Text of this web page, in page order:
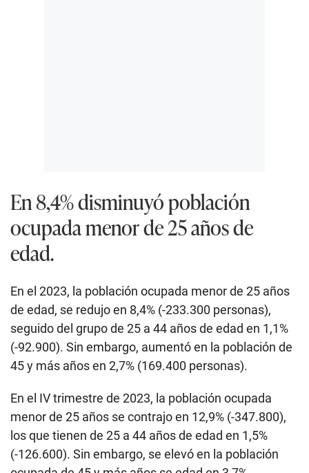
En 8,4% disminuyó población
ocupada menor de 25 años de
edad.
En el 2023, la población ocupada menor de 25 años
de edad, se redujo en 8,4% (-233.300 personas),
seguido del grupo de 25 a 44 años de edad en 1,1%
(-92.900). Sin embargo, aumentó en la población de
45 y más años en 2,7% (169.400 personas).
En el IV trimestre de 2023, la población ocupada
menor de 25 años se contrajo en 12,9% (-347.800),
los que tienen de 25 a 44 años de edad en 1,5%
(-126.600). Sin embargo, se elevó en la población